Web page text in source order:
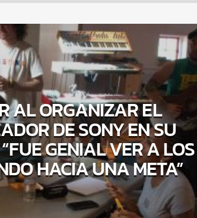
AL ORGANIZAR EL
DE SONY EN SU
GENIAL VER A LOS
HACIA UNA META”